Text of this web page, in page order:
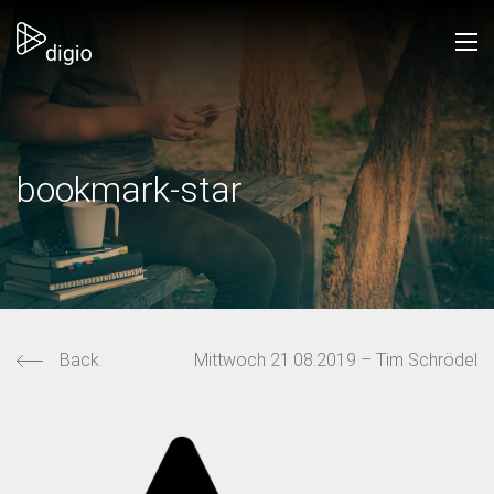
bookmark-star
Back Mittwoch 21.08.2019 – Tim Schrödel